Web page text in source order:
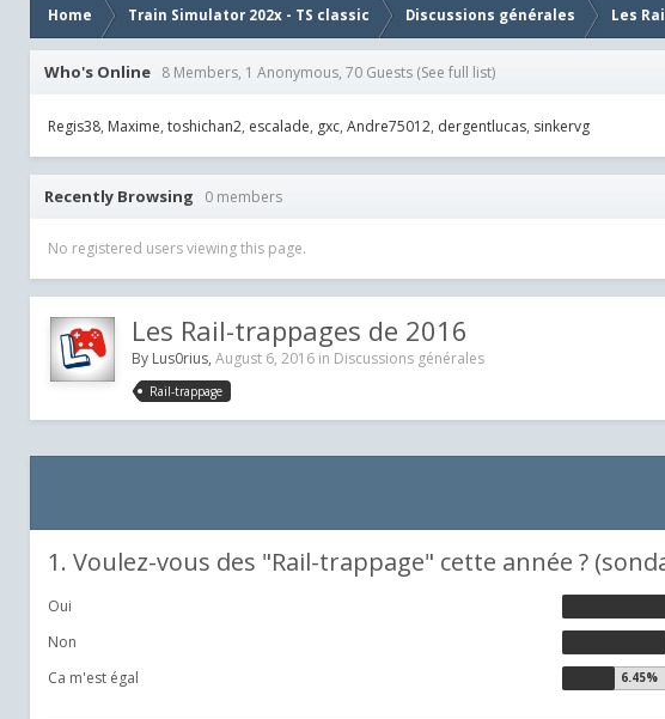
Home Train Simulator 202x - TS classic Discussions générales Les
Who's Online 8 Members, 1 Anonymous, 70 Guests (See full list)
Regis38 Maxime toshichan2 escalade gxc Andre75012 dergentlucas sinkervg
Recently Browsing 0 members
No registered users viewing this page.
Les Rail-trappages de 2016
By Lus0rius, August 6, 2016 in Discussions générales
Rail-trappage
1. Voulez-vous des "Rail-trappage" cette année ?
Oui
Non
Ca m'est égal